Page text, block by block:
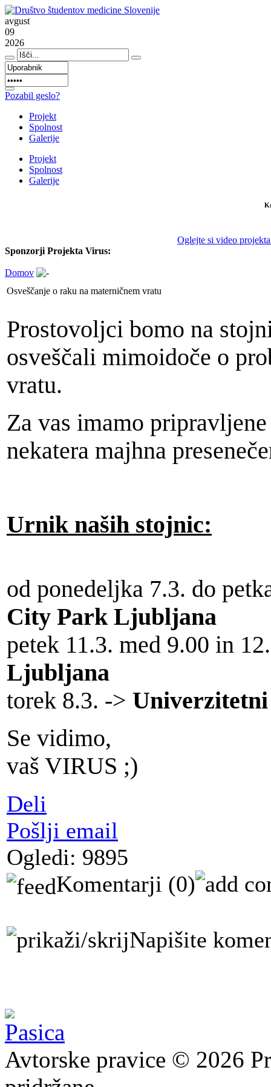
avgust
09
2026
Pozabil geslo?
Projekt
Spolnost
Galerije
Projekt
Spolnost
Galerije
Oglejte si video
Sponzorji Projekta Virus:
Domov
Osveščanje o raku na materničnem vratu
Prostovoljci bomo na
osveščali mimoidoče o
vratu.
Za vas imamo
nekatera majhna
Urnik naših stojnic:
od ponedeljka 7.3. do
City Park Ljubljana
petek 11.3. med 9.00 in
Ljubljana
torek 8.3. ->
Se vidimo,
vaš VIRUS ;)
Deli
Pošlji email
Ogledi: 9895
Komentarji (0)
Napišite
Avtorske pravice © 2026